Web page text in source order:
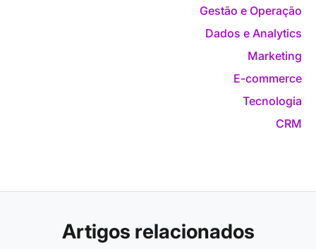
Gestão e Operação
Dados e Analytics
Marketing
E-commerce
Tecnologia
CRM
Artigos relacionados